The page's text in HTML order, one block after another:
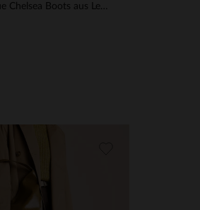
Marineblaue Chelsea Boots aus Leder mit Kroko-Details